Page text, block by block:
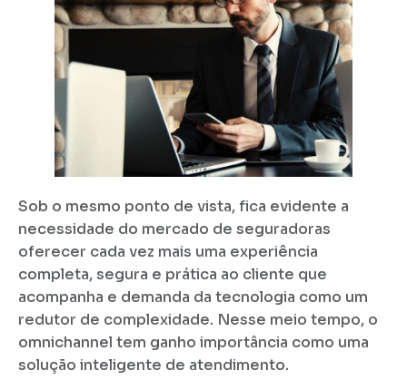
Sob o mesmo ponto de vista, fica evidente a
necessidade do mercado de seguradoras
oferecer cada vez mais uma experiência
completa, segura e prática ao cliente que
acompanha e demanda da tecnologia como um
redutor de complexidade. Nesse meio tempo, o
omnichannel tem ganho importância como uma
solução inteligente de atendimento.